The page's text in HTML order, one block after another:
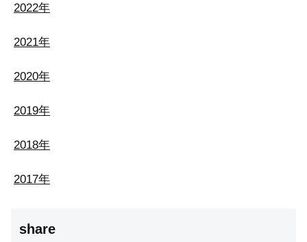
2022年
2021年
2020年
2019年
2018年
2017年
share